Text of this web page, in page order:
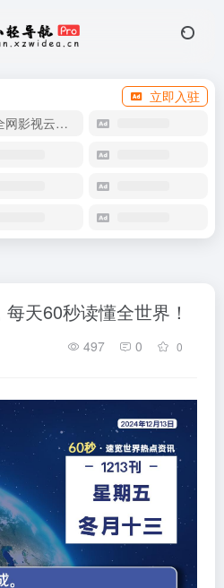
立即入驻
全网影视云盘资源
天60秒读懂全世界！
497 0 0